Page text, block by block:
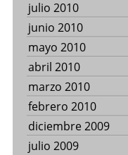
julio 2010
junio 2010
mayo 2010
abril 2010
marzo 2010
febrero 2010
diciembre 2009
julio 2009